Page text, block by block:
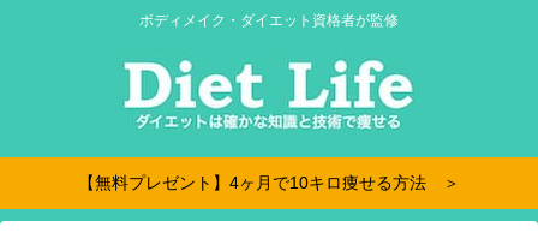
ボディメイク・ダイエット資格者が監修
【無料プレゼント】4ヶ月で10キロ痩せる方法 ＞